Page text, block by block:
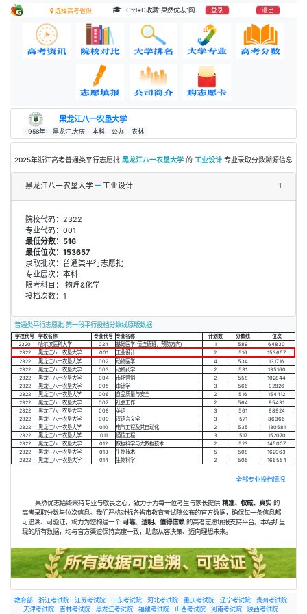
选择高考省份 Ctrl+D收藏“果然优志”网 登录 退出
黑龙江八一农垦大学
1958年 黑龙江.大庆 本科 公办 农林
2025年浙江高考普通类平行志愿批 黑龙江八一农垦大学 的 工业设计 专业录取分数溯源信息
黑龙江八一农垦大学 工业设计 1
院校代码：2322
专业代码：001
最低分数：516
最低位次：153657
录取批次：普通类平行志愿批
专业层次：本科
限考科目： 物理&化学
投档次数：1
普通类平行志愿批 第一段平行投档分数线原版数据
学校代号 学校名称 专业代号 专业名称 计划数 分数线
位次
2320
哈尔滨医科大学 024 基础医学(伍连德班，预防方向) 1 589
64830
2322
黑龙江八一农垦大学 001 工业设计 2 516
153657
2322
黑龙江八一农垦大学 002 动物医学 4 534
131716
2322
黑龙江八一农垦大学 003 动物药学 2 531
135160
2322
黑龙江八一农垦大学 004 市场营销 2 558
102844
2322
黑龙江八一农垦大学 005 审计学 3 566
92826
2322
黑龙江八一农垦大学 006 食品质量与安全 2 516
154412
2322
黑龙江八一农垦大学 007 社会工作 2 564
95431
2322
黑龙江八一农垦大学 008 英语 3 561
98924
2322
黑龙江八一农垦大学 009 汉语言文学 3 571
86366
2322
黑龙江八一农垦大学 010 电气工程及其自动化 2 535
130581
2322
黑龙江八一农垦大学 011 通信工程 3 517
152070
2322
黑龙江八一农垦大学 012 数据科学与大数据技术 2 523
145007
2322
黑龙江八一农垦大学 013 生物技术 5 508
162963
2322
黑龙江八一农垦大学 014 生物科学 2 505 166554
全部专业投档情况
果然优志始终秉持专业与敬畏之心，致力于为每一位考生与家长提供 精准、权威、真实的
高考录取分数与位次信息。我们严格对标各省市教育考试院公布的官方数据，确保每一条信息都
可追溯、可验证，竭力为您构建一个 可靠、透明、值得信赖 的高考志愿填报支持平台。本站所呈
现的所有数据，均与官方渠道保持高度一致，助您从容决策、迈向理想未来。
教育部 浙江考试院 江苏考试院 山东考试院 河北考试院 重庆考试院 辽宁考试院
贵州考试院
天津考试院
吉林考试院 黑龙江考试院 福建考试院 山西考试院 河南考试院
陕西考试院